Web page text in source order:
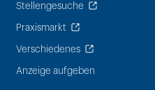
Stellengesuche
Praxismarkt
Verschiedenes
Anzeige aufgeben